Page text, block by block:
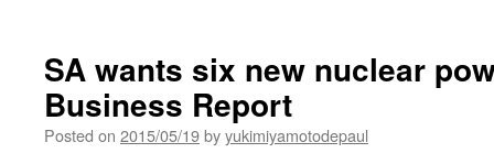
原
new
cases
of
thyroid
SA wants six new nuclear
Business Report
Posted on 2015/05/19byyukimiyamotodepaul